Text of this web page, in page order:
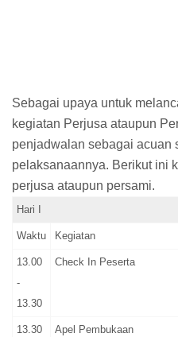
Sebagai upaya untuk
kegiatan Perjusa ataupun
penjadwalan sebagai acuan
pelaksanaannya. Berikut ini
perjusa ataupun persami.
Hari I
Waktu Kegiatan
13.00
-
13.30
Check In Peserta
13.30
Apel Pembukaan